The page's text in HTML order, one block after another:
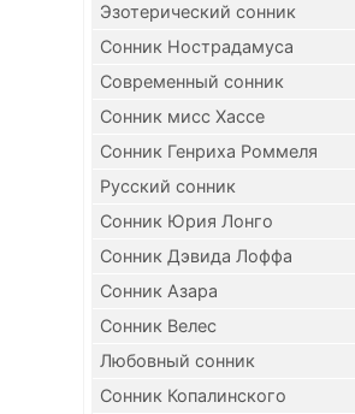
Эзотерический сонник
Сонник Нострадамуса
Современный сонник
Сонник мисс Хассе
Сонник Генриха Роммеля
Русский сонник
Сонник Юрия Лонго
Сонник Дэвида Лоффа
Сонник Азара
Сонник Велес
Любовный сонник
Сонник Копалинского